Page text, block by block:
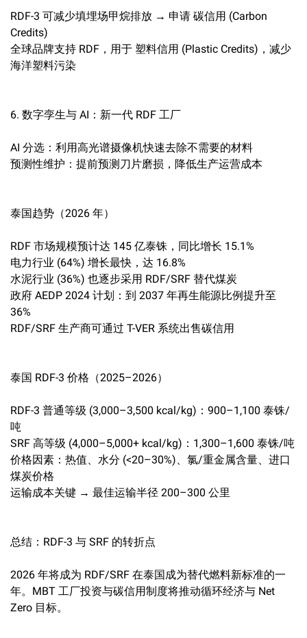
RDF-3 可减少填埋场甲烷排放 → 申请 碳信用 (Carbon
Credits)
全球品牌支持 RDF，用于 塑料信用 (Plastic Credits)，减少
海洋塑料污染
6. 数字孪生与 AI：新一代 RDF 工厂
AI 分选：利用高光谱摄像机快速去除不需要的材料
预测性维护：提前预测刀片磨损，降低生产运营成本
泰国趋势（2026 年）
RDF 市场规模预计达 145 亿泰铢，同比增长 15.1%
电力行业 (64%) 增长最快，达 16.8%
水泥行业 (36%) 也逐步采用 RDF/SRF 替代煤炭
政府 AEDP 2024 计划：到 2037 年再生能源比例提升至
36%
RDF/SRF 生产商可通过 T-VER 系统出售碳信用
泰国 RDF-3 价格（2025–2026）
RDF-3 普通等级 (3,000–3,500 kcal/kg)：900–1,100 泰铢/
吨
SRF 高等级 (4,000–5,000+ kcal/kg)：1,300–1,600 泰铢/吨
价格因素：热值、水分 (<20–30%)、氯/重金属含量、进口
煤炭价格
运输成本关键 → 最佳运输半径 200–300 公里
总结：RDF-3 与 SRF 的转折点
2026 年将成为 RDF/SRF 在泰国成为替代燃料新标准的一
年。MBT 工厂投资与碳信用制度将推动循环经济与 Net
Zero 目标。